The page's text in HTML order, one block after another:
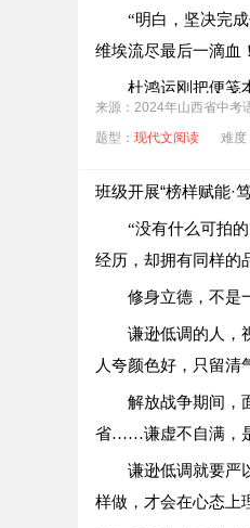
“明白，坚决完
维埃流尽最后一滴血
杜鸿运刚把便笺
黄昏时，敌人
的蘑菇和从石壁上
“喂喂，不能倒
杜鸿运生怕蘑菇汤
这时，耳边传
的坨坨。杜鸿运扒
泥土，费了好大力气
杜鸿运爬过滚烫
当火光将敌人的
孤山山顶的夜空
间云朵化为了白雾。
②突然，一面鲜
来源：2024年山西省中考
题型： 现代文阅读 难度
班级开展“榜样赋能·
“没有什么可拍
经历，却拥有同样的
修身立德，不是
谦逊低调的人，
人夸颜色好，只留清
解放战争期间，
省……谦虚不自满，
谦逊低调就要严
样做，才会在心态上